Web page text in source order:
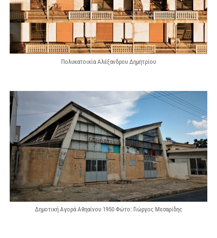
Πολυκατοικία Αλέξανδρου Δημητρίου
Δημοτική Αγορά Αθηαίνου 1950 Φώτο: Γιώργος Μεσαρίδης